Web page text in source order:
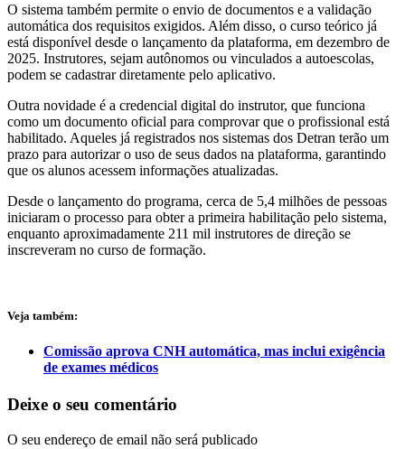
O sistema também permite o envio de documentos e a validação
automática dos requisitos exigidos. Além disso, o curso teórico já
está disponível desde o lançamento da plataforma, em dezembro de
2025. Instrutores, sejam autônomos ou vinculados a autoescolas,
podem se cadastrar diretamente pelo aplicativo.
Outra novidade é a credencial digital do instrutor, que funciona
como um documento oficial para comprovar que o profissional está
habilitado. Aqueles já registrados nos sistemas dos Detran terão um
prazo para autorizar o uso de seus dados na plataforma, garantindo
que os alunos acessem informações atualizadas.
Desde o lançamento do programa, cerca de 5,4 milhões de pessoas
iniciaram o processo para obter a primeira habilitação pelo sistema,
enquanto aproximadamente 211 mil instrutores de direção se
inscreveram no curso de formação.
Veja também:
Comissão aprova CNH automática, mas inclui exigência
de exames médicos
Deixe o seu comentário
O seu endereço de email não será publicado